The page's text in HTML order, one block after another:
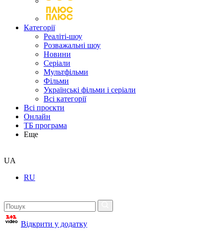
Категорії
Реаліті-шоу
Розважальні шоу
Новини
Серіали
Мультфільми
Фільми
Українські фільми і серіали
Всі категорії
Всі проєкти
Онлайн
ТБ програма
Еще
UA
RU
Відкрити у додатку